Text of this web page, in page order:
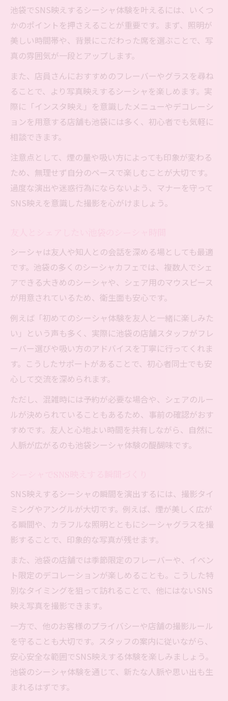
池袋でSNS映えするシーシャ体験を叶えるには、いくつ
かのポイントを押さえることが重要です。まず、照明が
美しい時間帯や、背景にこだわった席を選ぶことで、写
真の雰囲気が一段とアップします。
また、店員さんにおすすめのフレーバーやグラスを尋ね
ることで、より写真映えするシーシャを楽しめます。実
際に「インスタ映え」を意識したメニューやデコレーシ
ョンを用意する店舗も池袋には多く、初心者でも気軽に
相談できます。
注意点として、煙の量や吸い方によっても印象が変わる
ため、無理せず自分のペースで楽しむことが大切です。
過度な演出や迷惑行為にならないよう、マナーを守って
SNS映えを意識した撮影を心がけましょう。
シーシャは友人や知人との会話を深める場としても最適
です。池袋の多くのシーシャカフェでは、複数人でシェ
アできる大きめのシーシャや、シェア用のマウスピース
が用意されているため、衛生面も安心です。
例えば「初めてのシーシャ体験を友人と一緒に楽しみた
い」という声も多く、実際に池袋の店舗スタッフがフレ
ーバー選びや吸い方のアドバイスを丁寧に行ってくれま
す。こうしたサポートがあることで、初心者同士でも安
心して交流を深められます。
ただし、混雑時には予約が必要な場合や、シェアのルー
ルが決められていることもあるため、事前の確認がおす
すめです。友人と心地よい時間を共有しながら、自然に
人脈が広がるのも池袋シーシャ体験の醍醐味です。
SNS映えするシーシャの瞬間を演出するには、撮影タイ
ミングやアングルが大切です。例えば、煙が美しく広が
る瞬間や、カラフルな照明とともにシーシャグラスを撮
影することで、印象的な写真が残せます。
また、池袋の店舗では季節限定のフレーバーや、イベン
ト限定のデコレーションが楽しめることも。こうした特
別なタイミングを狙って訪れることで、他にはないSNS
映え写真を撮影できます。
一方で、他のお客様のプライバシーや店舗の撮影ルール
を守ることも大切です。スタッフの案内に従いながら、
安心安全な範囲でSNS映えする体験を楽しみましょう。
池袋のシーシャ体験を通じて、新たな人脈や思い出も生
まれるはずです。